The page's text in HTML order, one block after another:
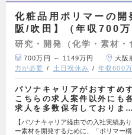
化粧品用ポリマーの開
阪/吹田】（年収700
研究・開発（化学・素材・
700万円 ～ 1149万円 大阪
力が必要
土日祝休み 年収600
パソナキャリアがおすすめ
こちらの求人案件以外にも
求人を多数保有しておりま…
【パソナキャリア経由での入社実績
ー素材を開発するために、「ポリマー